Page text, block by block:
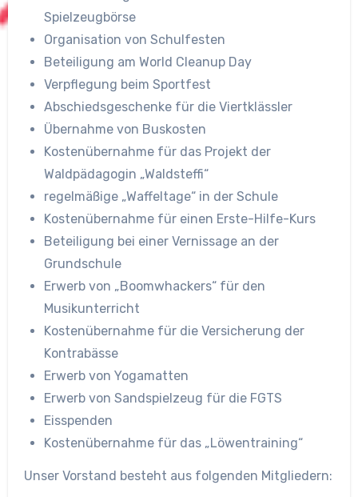
Spielzeugbörse
Organisation von Schulfesten
Beteiligung am World Cleanup Day
Verpflegung beim Sportfest
Abschiedsgeschenke für die Viertklässler
Übernahme von Buskosten
Kostenübernahme für das Projekt der
Waldpädagogin „Waldsteffi“
regelmäßige „Waffeltage“ in der Schule
Kostenübernahme für einen Erste-Hilfe-Kurs
Beteiligung bei einer Vernissage an der
Grundschule
Erwerb von „Boomwhackers“ für den
Musikunterricht
Kostenübernahme für die Versicherung der
Kontrabässe
Erwerb von Yogamatten
Erwerb von Sandspielzeug für die FGTS
Eisspenden
Kostenübernahme für das „Löwentraining“
Unser Vorstand besteht aus folgenden Mitgliedern: